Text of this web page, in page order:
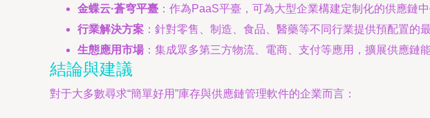
金蝶云·蒼穹平臺 ：作為PaaS平臺，可為大型企業構建定制化的供應鏈中
行業解決方案 ：針對零售、制造、食品、醫藥等不同行業提供預配置的
生態應用市場 ：集成眾多第三方物流、電商、支付等應用，擴展供應鏈能
結論與建議
對于大多數尋求“簡單好用”庫存與供應鏈管理軟件的企業而言：